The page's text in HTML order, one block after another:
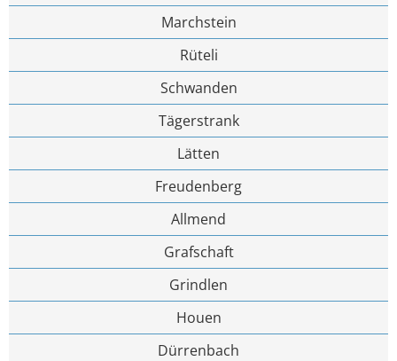
Marchstein
Rüteli
Schwanden
Tägerstrank
Lätten
Freudenberg
Allmend
Grafschaft
Grindlen
Houen
Dürrenbach